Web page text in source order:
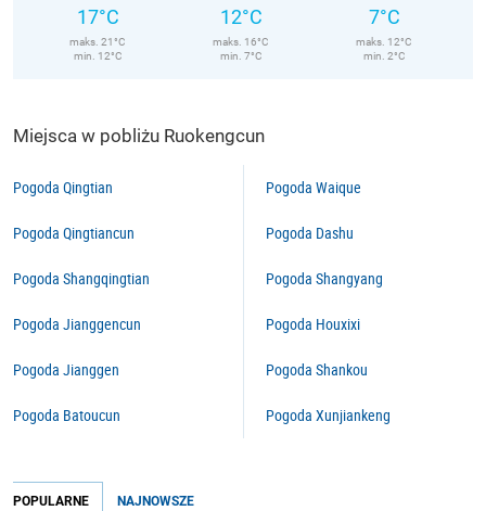
17°C
maks. 21°C
min. 12°C
12°C
maks. 16°C
min. 7°C
7°C
maks. 12°C
min. 2°C
Miejsca w pobliżu Ruokengcun
Pogoda Qingtian
Pogoda Qingtiancun
Pogoda Shangqingtian
Pogoda Jianggencun
Pogoda Jianggen
Pogoda Batoucun
Pogoda Waique
Pogoda Dashu
Pogoda Shangyang
Pogoda Houxixi
Pogoda Shankou
Pogoda Xunjiankeng
POPULARNE NAJNOWSZE